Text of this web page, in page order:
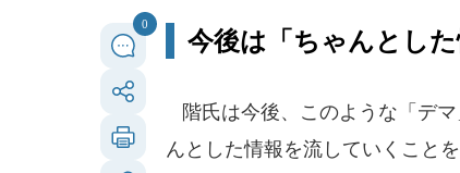
0
今後は「ちゃんとした
階氏は今後、このような「デ
んとした情報を流していくこと